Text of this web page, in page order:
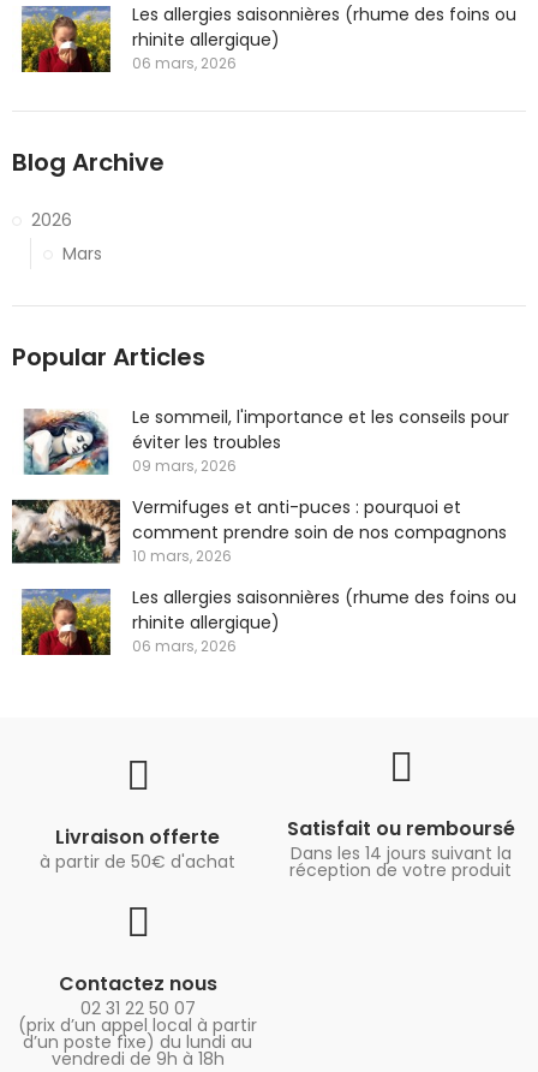
Les allergies saisonnières (rhume des foins ou
rhinite allergique)
06 mars, 2026
Blog Archive
2026
Mars
Popular Articles
Le sommeil, l'importance et les conseils pour
éviter les troubles
09 mars, 2026
Vermifuges et anti-puces : pourquoi et
comment prendre soin de nos compagnons
10 mars, 2026
Les allergies saisonnières (rhume des foins ou
rhinite allergique)
06 mars, 2026
Livraison offerte
à partir de 50€ d'achat
Satisfait ou remboursé
Dans les 14 jours suivant la
réception de votre produit
Contactez nous
02 31 22 50 07
(prix d’un appel local à partir
d’un poste fixe) du lundi au
vendredi de 9h à 18h